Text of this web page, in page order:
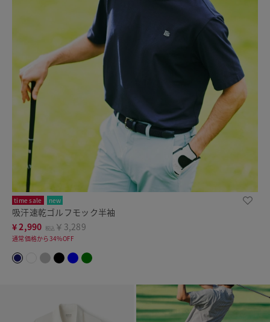
time sale new
吸汗速乾ゴルフモック半袖
¥2,990 税込 ￥3,289
通常価格から34%OFF